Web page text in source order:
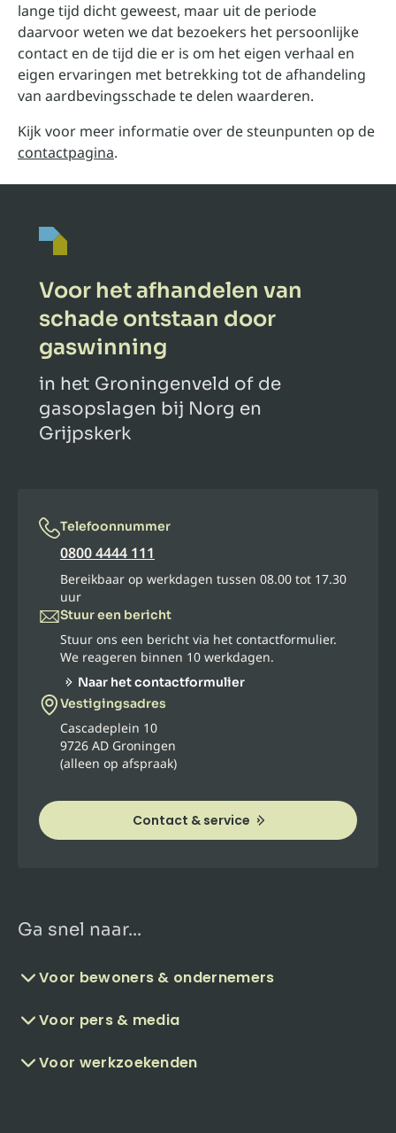
lange tijd dicht geweest, maar uit de periode
daarvoor weten we dat bezoekers het persoonlijke
contact en de tijd die er is om het eigen verhaal en
eigen ervaringen met betrekking tot de afhandeling
van aardbevingsschade te delen waarderen.
Kijk voor meer informatie over de steunpunten op de
contactpagina.
Voor het afhandelen van
schade ontstaan door
gaswinning
in het Groningenveld of de
gasopslagen bij Norg en
Grijpskerk
Telefoonnummer
0800 4444 111
Bereikbaar op werkdagen tussen 08.00 tot 17.30
uur
Stuur een bericht
Stuur ons een bericht via het contactformulier.
We reageren binnen 10 werkdagen.
Naar het contactformulier
Vestigingsadres
Cascadeplein 10
9726 AD Groningen
(alleen op afspraak)
Contact & service
Ga snel naar...
Voor bewoners & ondernemers
Voor pers & media
Voor werkzoekenden